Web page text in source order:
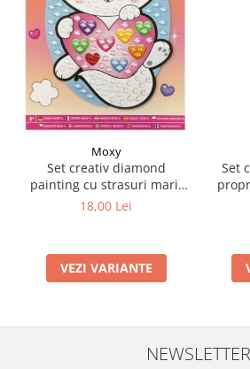
Moxy
Set creativ diamond
painting cu strasuri mari,
A5
18,00 Lei
VEZI VARIANTE
Set
NEWSLETTER